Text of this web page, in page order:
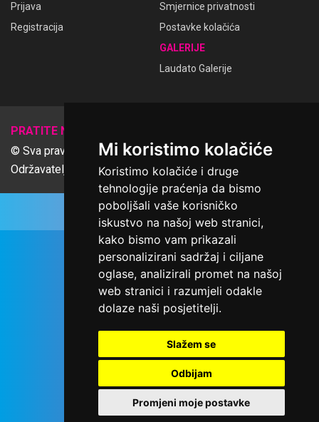
Mi koristimo kolačiće
Koristimo kolačiće i druge
tehnologije praćenja da bismo
poboljšali vaše korisničko
iskustvo na našoj web stranici,
kako bismo vam prikazali
personalizirani sadržaj i ciljane
oglase, analizirali promet na našoj
web stranici i razumjeli odakle
dolaze naši posjetitelji.
Slažem se
Odbijam
Promjeni moje postavke
Prijava
Registracija
Smjernice privatnosti
Postavke kolačića
GALERIJE
Laudato Galerije
PRATITE NAS
© Sva prava pridržana Udruga Ime dobrote
Održavatelj Netcom d.o.o., Riva 6, Rijeka